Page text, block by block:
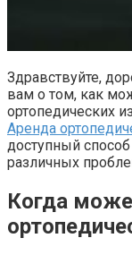
Здравствуйте,
вам о том, как
ортопедических
Аренда
доступный
различных
Когда